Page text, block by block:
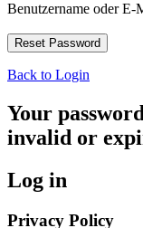
Benutzername oder E-
Back to Login
Your
invalid or
Log in
Privacy Policy